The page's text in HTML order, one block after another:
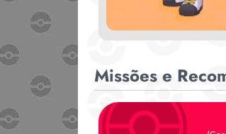
Missões e